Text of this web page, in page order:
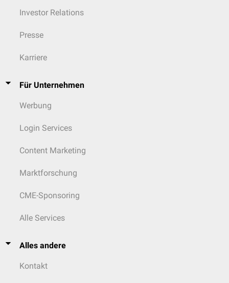
Investor Relations
Presse
Karriere
Für Unternehmen
Werbung
Login Services
Content Marketing
Marktforschung
CME-Sponsoring
Alle Services
Alles andere
Kontakt